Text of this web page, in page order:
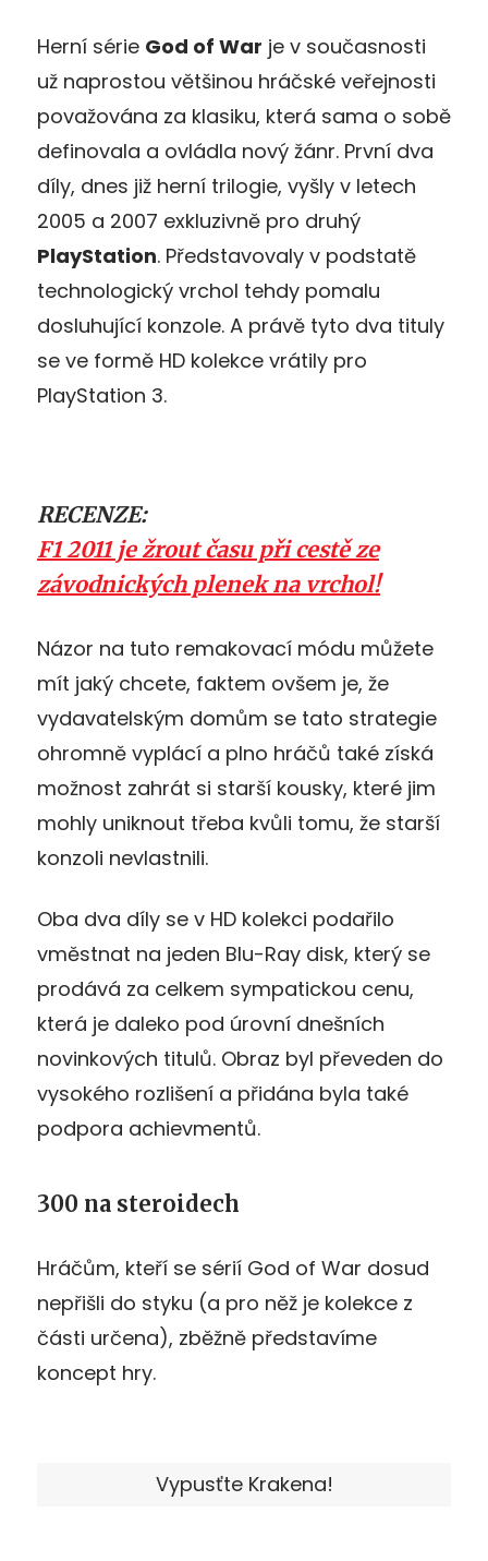
Herní série God of War je v současnosti
už naprostou většinou hráčské veřejnosti
považována za klasiku, která sama o sobě
definovala a ovládla nový žánr. První dva
díly, dnes již herní trilogie, vyšly v letech
2005 a 2007 exkluzivně pro druhý
PlayStation. Představovaly v podstatě
technologický vrchol tehdy pomalu
dosluhující konzole. A právě tyto dva tituly
se ve formě HD kolekce vrátily pro
PlayStation 3.
RECENZE:
F1 2011 je žrout času při cestě ze
závodnických plenek na vrchol!
Názor na tuto remakovací módu můžete
mít jaký chcete, faktem ovšem je, že
vydavatelským domům se tato strategie
ohromně vyplácí a plno hráčů také získá
možnost zahrát si starší kousky, které jim
mohly uniknout třeba kvůli tomu, že starší
konzoli nevlastnili.
Oba dva díly se v HD kolekci podařilo
vměstnat na jeden Blu-Ray disk, který se
prodává za celkem sympatickou cenu,
která je daleko pod úrovní dnešních
novinkových titulů. Obraz byl převeden do
vysokého rozlišení a přidána byla také
podpora achievmentů.
300 na steroidech
Hráčům, kteří se sérií God of War dosud
nepřišli do styku (a pro něž je kolekce z
části určena), zběžně představíme
koncept hry.
Vypusťte Krakena!